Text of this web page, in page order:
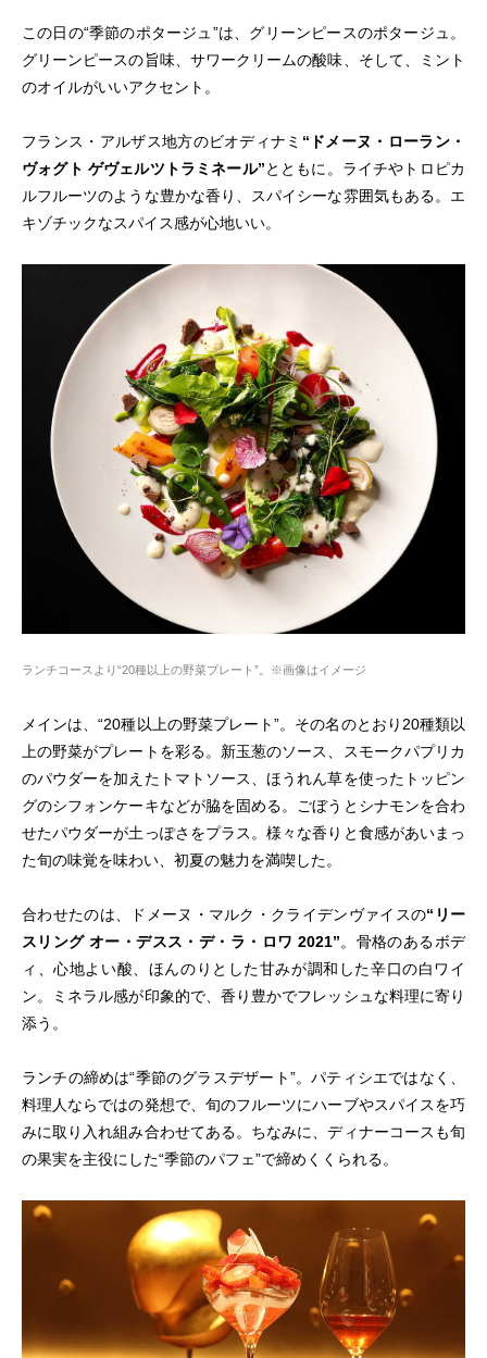
この日の“季節のポタージュ”は、グリーンピースのポタージュ。
グリーンピースの旨味、サワークリームの酸味、そして、ミント
のオイルがいいアクセント。
フランス・アルザス地方のビオディナミ “ドメーヌ・ローラン・
ヴォグト ゲヴェルツトラミネール”とともに。ライチやトロピカ
ルフルーツのような豊かな香り、スパイシーな雰囲気もある。エ
キゾチックなスパイス感が心地いい。
ランチコースより“20種以上の野菜プレート”。※画像はイメージ
メインは、“20種以上の野菜プレート”。その名のとおり20種類以
上の野菜がプレートを彩る。新玉葱のソース、スモークパプリカ
のパウダーを加えたトマトソース、ほうれん草を使ったトッピン
グのシフォンケーキなどが脇を固める。ごぼうとシナモンを合わ
せたパウダーが土っぽさをプラス。様々な香りと食感があいまっ
た旬の味覚を味わい、初夏の魅力を満喫した。
合わせたのは、ドメーヌ・マルク・クライデンヴァイスの“リー
スリング オー・デスス・デ・ラ・ロワ 2021”。骨格のあるボデ
ィ、心地よい酸、ほんのりとした甘みが調和した辛口の白ワイ
ン。ミネラル感が印象的で、香り豊かでフレッシュな料理に寄り
添う。
ランチの締めは“季節のグラスデザート”。パティシエではなく、
料理人ならではの発想で、旬のフルーツにハーブやスパイスを巧
みに取り入れ組み合わせてある。ちなみに、ディナーコースも旬
の果実を主役にした“季節のパフェ”で締めくくられる。